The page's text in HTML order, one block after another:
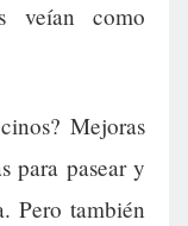
veían como
Mejoras
para pasear y
Pero también